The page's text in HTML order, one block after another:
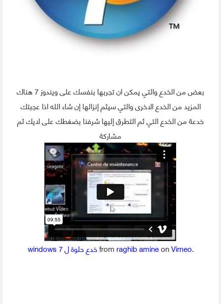
بعض من الخدع والتي يمكن ان تجربها بنفسك على ويندوز 7 هناك
المزيد من الخدع الاخرى والتي سيثم إنزالها إن شاء الله اذا عجبتك
خدعة من الخدع التي ثم التطرق إليها شرفنا بضغطك على لايك ثم
مشاركة
windows 7 خدع حلوة لfromraghib amineonVimeo.